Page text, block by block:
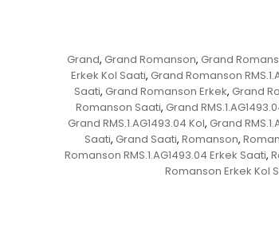
Grand, Grand Romanson, Grand
Erkek Kol Saati, Grand Romanson
Saati, Grand Romanson Erkek, Grand
Romanson Saati, Grand
Grand RMS.1.AG1493.04 Kol, Grand
Saati, Grand Saati, Romanson,
Romanson RMS.1.AG1493.04 Erkek Saati,
Romanson Erkek Kol